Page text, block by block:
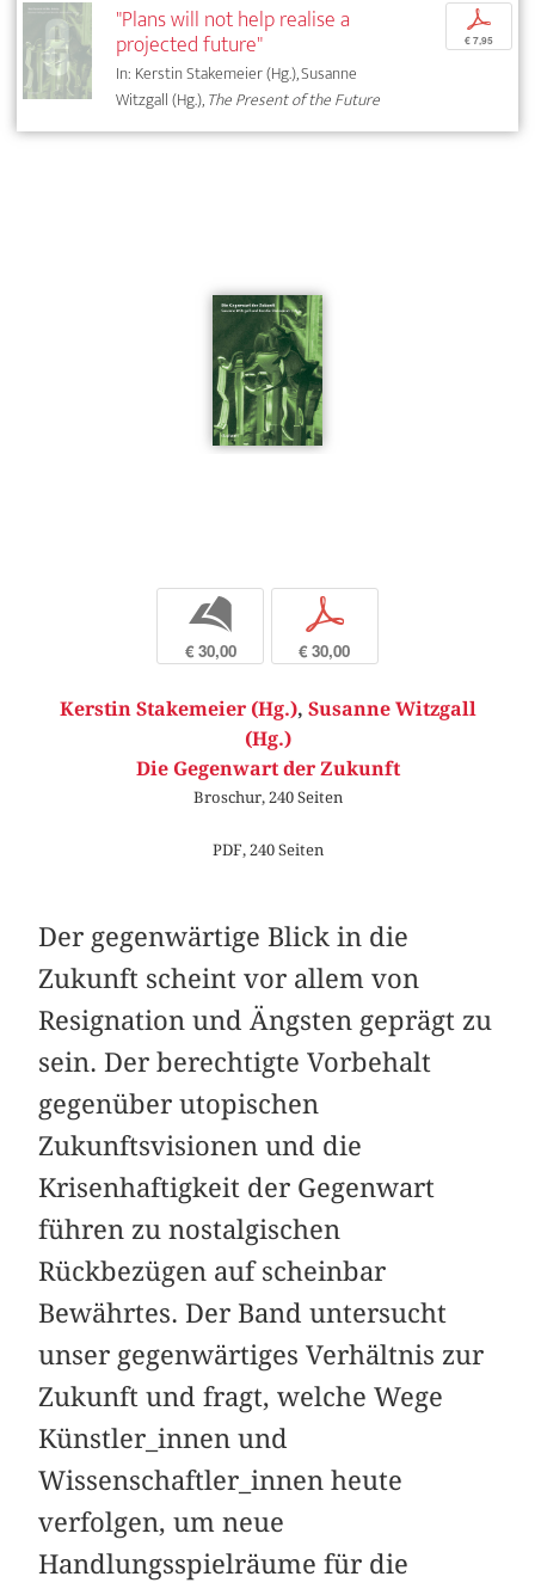
"Plans will not help realise a
projected future"
In: Kerstin Stakemeier (Hg.), Susanne
Witzgall (Hg.),The Present of the Future
p
€ 7,95
b
€ 30,00
p
€ 30,00
Kerstin Stakemeier (Hg.), Susanne Witzgall
(Hg.)
Die Gegenwart der Zukunft
Broschur, 240 Seiten
PDF, 240 Seiten
Der gegenwärtige Blick in die
Zukunft scheint vor allem von
Resignation und Ängsten geprägt zu
sein. Der berechtigte Vorbehalt
gegenüber utopischen
Zukunftsvisionen und die
Krisenhaftigkeit der Gegenwart
führen zu nostalgischen
Rückbezügen auf scheinbar
Bewährtes. Der Band untersucht
unser gegenwärtiges Verhältnis zur
Zukunft und fragt, welche Wege
Künstler_innen und
Wissenschaftler_innen heute
verfolgen, um neue
Handlungsspielräume für die